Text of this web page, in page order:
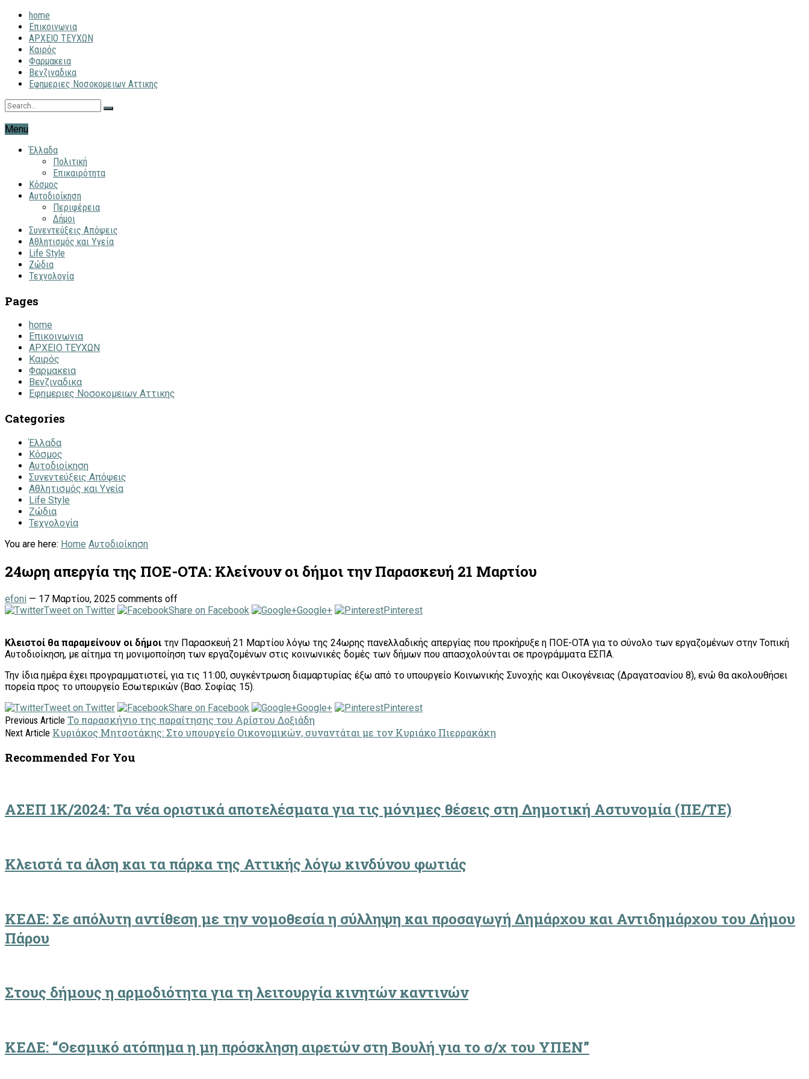
home
Επικοινωνια
ΑΡΧΕΙΟ ΤΕΥΧΩΝ
Καιρός
Φαρμακεια
Βενζιναδικα
Εφημεριες Νοσοκομειων Αττικης
Menu
Έλλαδα
Πολιτική
Επικαιρότητα
Κόσμος
Αυτοδιοίκηση
Περιφέρεια
Δήμοι
Συνεντεύξεις Απόψεις
Αθλητισμός και Υγεία
Life Style
Ζώδια
Τεχνολογία
Pages
home
Επικοινωνια
ΑΡΧΕΙΟ ΤΕΥΧΩΝ
Καιρός
Φαρμακεια
Βενζιναδικα
Εφημεριες Νοσοκομειων Αττικης
Categories
Έλλαδα
Κόσμος
Αυτοδιοίκηση
Συνεντεύξεις Απόψεις
Αθλητισμός και Υγεία
Life Style
Ζώδια
Τεχνολογία
You are here: Home Αυτοδιοίκηση
24ωρη απεργία της ΠΟΕ-ΟΤΑ: Κλείνουν οι δήμοι την Παρασκευή 21 Μαρτίου
efoni — 17 Μαρτίου, 2025 comments off
Tweet on Twitter
Share on Facebook Google+ Pinterest
Κλειστοί θα παραμείνουν οι δήμοι την Παρασκευή 21 Μαρτίου λόγω της 24ωρης πανελλαδικής απεργίας που προκήρυξε η ΠΟΕ-ΟΤΑ για το σύνολο των εργαζομένων στην Τοπική
Αυτοδιοίκηση, με αίτημα τη μονιμοποίηση των εργαζομένων στις κοινωνικές δομές των δήμων που απασχολούνται σε προγράμματα ΕΣΠΑ.
Την ίδια ημέρα έχει προγραμματιστεί, για τις 11:00, συγκέντρωση διαμαρτυρίας έξω από το υπουργείο Κοινωνικής Συνοχής και Οικογένειας (Δραγατσανίου 8), ενώ θα ακολουθήσει
πορεία προς το υπουργείο Εσωτερικών (Βασ. Σοφίας 15).
Tweet on Twitter
Share on Facebook Google+
Pinterest
Previous Article Το παρασκήνιο της παραίτησης του Αρίστου Δοξιάδη
Next Article Κυριάκος Μητσοτάκης: Στο υπουργείο Οικονομικών, συναντάται με τον Κυριάκο Πιερρακάκη
Recommended For You
ΑΣΕΠ 1Κ/2024: Τα νέα οριστικά αποτελέσματα για τις μόνιμες θέσεις στη Δημοτική Αστυνομία (ΠΕ/ΤΕ)
Κλειστά τα άλση και τα πάρκα της Αττικής λόγω κινδύνου φωτιάς
ΚΕΔΕ: Σε απόλυτη αντίθεση με την νομοθεσία η σύλληψη και προσαγωγή Δημάρχου και Αντιδημάρχου του Δήμου
Πάρου
Στους δήμους η αρμοδιότητα για τη λειτουργία κινητών καντινών
ΚΕΔΕ: “Θεσμικό ατόπημα η μη πρόσκληση αιρετών στη Βουλή για το σ/χ του ΥΠΕΝ”